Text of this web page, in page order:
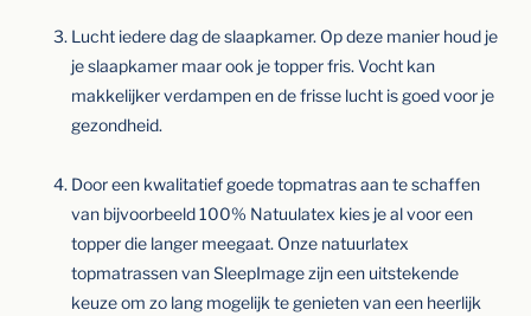
Lucht iedere dag de slaapkamer. Op deze manier houd je
je slaapkamer maar ook je topper fris. Vocht kan
makkelijker verdampen en de frisse lucht is goed voor je
gezondheid.
Door een kwalitatief goede topmatras aan te schaffen
van bijvoorbeeld 100% Natuulatex kies je al voor een
topper die langer meegaat. Onze natuurlatex
topmatrassen van SleepImage zijn een uitstekende
keuze om zo lang mogelijk te genieten van een heerlijk